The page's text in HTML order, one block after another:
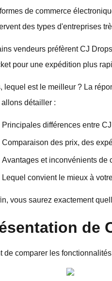
de commerce
des types d'entreprises
vendeurs préfèrent CJ
pour une expédition plus
lequel est le meilleur ? La
allons détailler :
Principales différences entre
Comparaison des prix, des
Avantages et inconvénients de
Lequel convient le mieux à
vous saurez exactement
de
de comparer les